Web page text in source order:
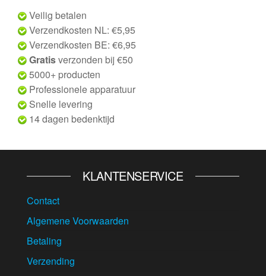
Veilig betalen
Verzendkosten NL: €5,95
Verzendkosten BE: €6,95
Gratisverzonden bij €50
5000+ producten
Professionele apparatuur
Snelle levering
14 dagen bedenktijd
KLANTENSERVICE
Contact
Algemene Voorwaarden
Betaling
Verzending